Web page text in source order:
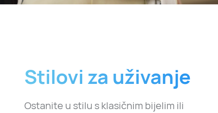
Stilovi za uživanje
Ostanite u stilu s klasičnim bijelim ili